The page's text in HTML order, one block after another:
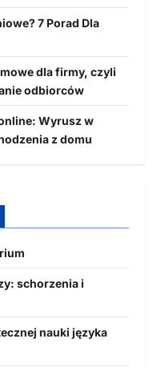
7 Porad Dla
dla firmy, czyli
odbiorców
Wyrusz w
z domu
schorzenia i
nauki języka